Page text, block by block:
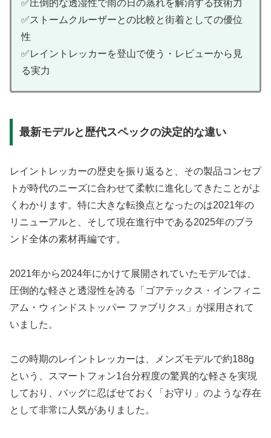
✅圧倒的な透湿性で雨の日の蒸れを解消する技術力
✅ストームクルーザーとの比較と街着としての優位
性
✅レイントレッカーを登山で使う・レビューから見
る実力
最新モデルと歴代スペックの決定的な違い
レイントレッカーの歴史を振り返ると、その製品コンセプ
トが時代のニーズに合わせて柔軟に進化してきたことがよ
くわかります。特に大きな転換点となったのは2021年の
リニューアルと、そして現在進行中である2025年のブラ
ンド全体の素材再編です。
2021年から2024年にかけて展開されていたモデルでは、
圧倒的な軽さと透湿性を誇る「ゴアテックス・インフィニ
アム・ウィンドストッパー ファブリクス」が採用されて
いました。
この時期のレイントレッカーは、メンズモデルで約188g
という、スマートフォン1台分程度の驚異的な軽さを実現
しており、バッグに忍ばせておく「お守り」のような存在
として非常に人気がありました。